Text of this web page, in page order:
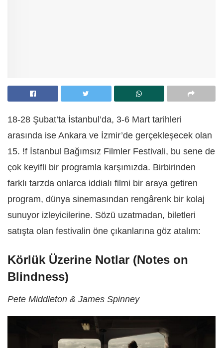
18-28 Şubat’ta İstanbul’da, 3-6 Mart tarihleri
arasında ise Ankara ve İzmir’de gerçekleşecek olan
15. !f İstanbul Bağımsız Filmler Festivali, bu sene de
çok keyifli bir programla karşımızda. Birbirinden
farklı tarzda onlarca iddialı filmi bir araya getiren
program, dünya sinemasından rengârenk bir kolaj
sunuyor izleyicilerine. Sözü uzatmadan, biletleri
satışta olan festivalin öne çıkanlarına göz atalım:
Körlük Üzerine Notlar (Notes on
Blindness)
Pete Middleton & James Spinney